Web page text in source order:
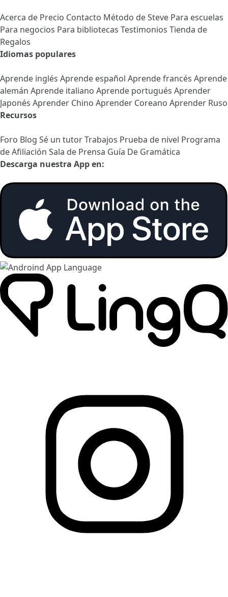
Acerca de Precio Contacto Método de Steve Para escuelas
Para negocios Para bibliotecas Testimonios Tienda de
Regalos
Idiomas populares
Aprende inglés Aprende español Aprende francés Aprende
alemán Aprende italiano Aprende portugués Aprender
Japonés Aprender Chino Aprender Coreano Aprender Ruso
Recursos
Foro Blog Sé un tutorTrabajos Prueba de nivel Programa
de Afiliación Sala de Prensa Guía De Gramática
Descarga nuestra App en: